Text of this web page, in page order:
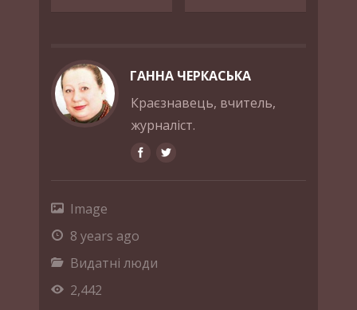
ГАННА ЧЕРКАСЬКА
Краєзнавець, вчитель,
журналіст.
Image
8 years ago
Видатні люди
2,442